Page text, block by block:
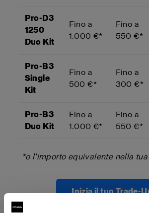
Pro-D3
1250
Duo Kit
Fino a
1.000 €*
Fino a
550 €*
Pro-B3
Single
Kit
Fino a
500 €*
Fino a
300 €*
Pro-B3
Duo Kit
Fino a
1.000 €*
Fino a
550 €*
*o l’importo equivalente nella
Inizia il tuo Trade-